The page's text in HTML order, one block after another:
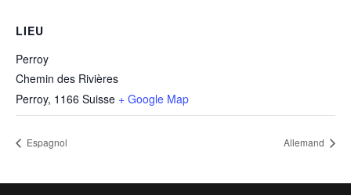
LIEU
Perroy
Chemin des Rivières
Perroy, 1166 Suisse + Google Map
Espagnol Allemand